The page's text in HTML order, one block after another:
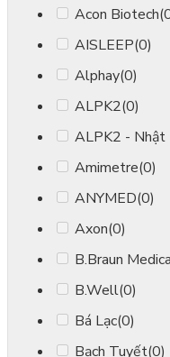
Acon Biotech
AISLEEP(0)
Alphay(0)
ALPK2(0)
ALPK2 - Nhật
Amimetre(0)
ANYMED(0)
Axon(0)
B.Braun
B.Well(0)
Bá Lạc(0)
Bạch Tuyết(0)